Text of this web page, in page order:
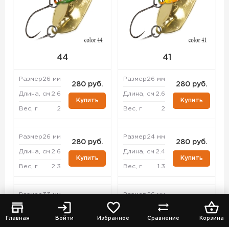
Главная Войти Избранное Сравнение Корзина
44
Размер26 мм
Длина, см 2.6
Вес, г 2
280 руб.
Купить
Размер26 мм
Длина, см 2.6
Вес, г 2.3
280 руб.
Купить
Размер33 мм
Длина, см 3.3
Купить
41
Размер26 мм
Длина, см 2.6
Вес, г 2
280 руб.
Купить
Размер24 мм
Длина, см 2.4
Вес, г 1.3
280 руб.
Купить
Размер26 мм
2.6
Купить